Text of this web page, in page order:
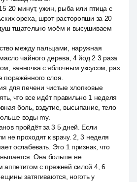
20 минут, ужин, рыба или птица с
ореха, шрот расторопши за 20
тщательно моём и высушиваем
между пальцами, наружная
чайного дерева, 4 йод 2 3 раза
ванночка с яблочным уксусом, раз
слоя.
для печени чистые хлопковые
что все идёт правильно 1 неделя
боль, вздутие, высыпание, тело
воды my.
пройдёт за 3 5 дней. Если
не проходят к врачу. 2, 3 неделя
ослабевать. Это 1 признак, что
Она больше не
аппетитом с прежней силой 4, 6
затягиваются, ноготь у